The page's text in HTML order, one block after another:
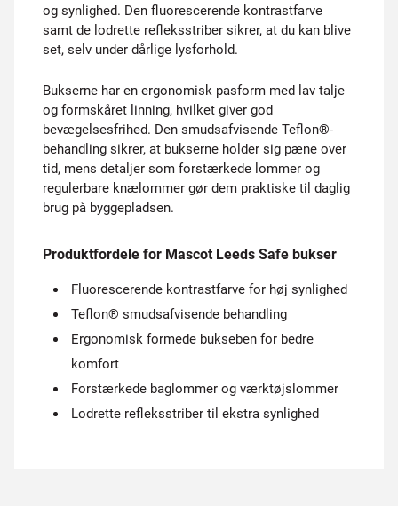
og synlighed. Den fluorescerende kontrastfarve
samt de lodrette refleksstriber sikrer, at du kan blive
set, selv under dårlige lysforhold.
Bukserne har en ergonomisk pasform med lav talje
og formskåret linning, hvilket giver god
bevægelsesfrihed. Den smudsafvisende Teflon®-
behandling sikrer, at bukserne holder sig pæne over
tid, mens detaljer som forstærkede lommer og
regulerbare knælommer gør dem praktiske til daglig
brug på byggepladsen.
Produktfordele for Mascot Leeds Safe bukser
Fluorescerende kontrastfarve for høj synlighed
Teflon® smudsafvisende behandling
Ergonomisk formede bukseben for bedre
komfort
Forstærkede baglommer og værktøjslommer
Lodrette refleksstriber til ekstra synlighed